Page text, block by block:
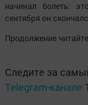
начинал болеть:
сентября он
Продолжение читайте
Следите за
Telegram-канале